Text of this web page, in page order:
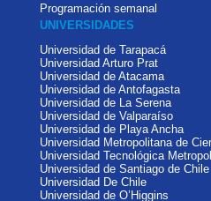
Programación semanal
UNIVERSIDADES
Universidad de Tarapacá
Universidad Arturo Prat
Universidad de Atacama
Universidad de Antofagasta
Universidad de La Serena
Universidad de Valparaíso
Universidad de Playa Ancha
Universidad Metropolitana de
Universidad Tecnológica
Universidad de Santiago de Chile
Universidad De Chile
Universidad de O’Higgins